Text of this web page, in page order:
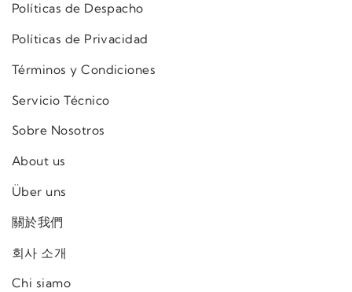
Políticas de Despacho
Políticas de Privacidad
Términos y Condiciones
Servicio Técnico
Sobre Nosotros
About us
Über uns
關於我們
회사 소개
Chi siamo